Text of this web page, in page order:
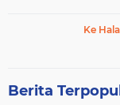
Ke
Berita